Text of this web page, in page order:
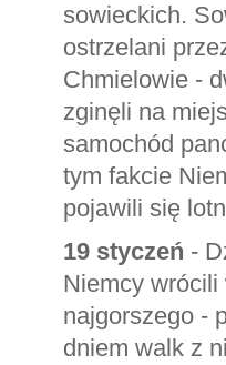
sowieckich.
ostrzelani
Chmielowie -
zginęli na
samochód
tym fakcie
pojawili się
19 styczeń -
Niemcy
najgorszego -
dniem walk z